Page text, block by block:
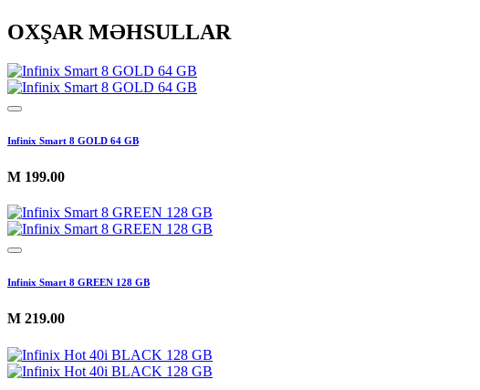
OXŞAR MƏHSULLAR
Infinix Smart 8 GOLD 64 GB
M 199.00
Infinix Smart 8 GREEN 128 GB
M 219.00